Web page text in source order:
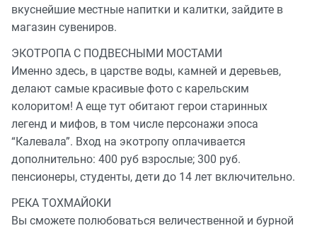
вкуснейшие местные напитки и калитки, зайдите в
магазин сувениров.
ЭКОТРОПА С ПОДВЕСНЫМИ МОСТАМИ
Именно здесь, в царстве воды, камней и деревьев,
делают самые красивые фото с карельским
колоритом! А еще тут обитают герои старинных
легенд и мифов, в том числе персонажи эпоса
“Калевала”. Вход на экотропу оплачивается
дополнительно: 400 руб взрослые; 300 руб.
пенсионеры, студенты, дети до 14 лет включительно.
РЕКА ТОХМАЙОКИ
Вы сможете полюбоваться величественной и бурной